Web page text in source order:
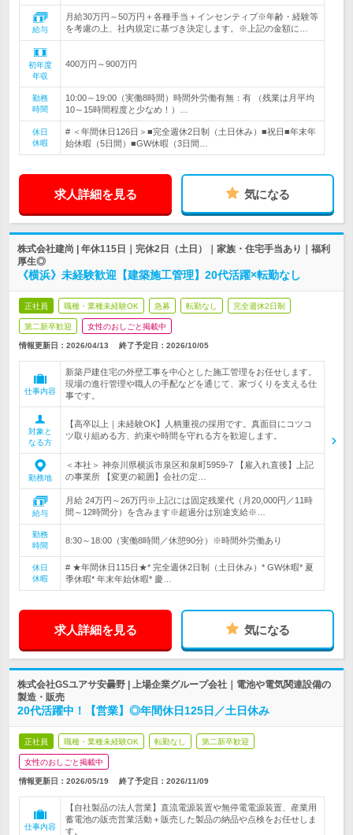
給与
月給30万円～50万円＋各種手当＋インセンティブ※年齢・経験等
を考慮の上、社内規定に基づき決定します。※上記の金額に…
初年度
年収
400万円～900万円
勤務
時間
10:00～19:00（実働8時間）時間外労働有無：有 （残業は月平均
10～15時間程度と少なめ！）…
休日
休暇
# ＜年間休日126日＞■完全週休2日制（土日休み）■祝日■年末年
始休暇（5日間）■GW休暇（3日間…
求人詳細を見る 気になる
株式会社建尚 | 年休115日｜完休2日（土日）｜家族・住宅手当あり｜福利
厚生◎
《横浜》未経験歓迎【建築施工管理】20代活躍×転勤なし
正社員 職種・業種未経験OK 急募 転勤なし 完全週休2日制
第二新卒歓迎 女性のおしごと掲載中
情報更新日：2026/04/13 終了予定日： 2026/10/05
仕事内容
新築戸建住宅の外壁工事を中心とした施工管理をお任せします。
現場の進行管理や職人の手配などを通じて、家づくりを支える仕
事です。
対象と
なる方
【高卒以上｜未経験OK】人柄重視の採用です。真面目にコツコ
ツ取り組める方、約束や時間を守れる方を歓迎します。
勤務地
＜本社＞ 神奈川県横浜市泉区和泉町5959-7 【雇入れ直後】上記
の事業所 【変更の範囲】会社の定…
給与
月給 24万円～26万円※上記には固定残業代（月20,000円／11時
間～12時間分）を含みます※超過分は別途支給※…
勤務
時間
8:30～18:00（実働8時間／休憩90分）※時間外労働あり
休日
休暇
# ★年間休日115日★* 完全週休2日制（土日休み）* GW休暇* 夏
季休暇* 年末年始休暇* 慶…
求人詳細を見る 気になる
株式会社GSユアサ安曇野 | 上場企業グループ会社｜電池や電気関連設備の
製造・販売
20代活躍中！【営業】◎年間休日125日／土日休み
正社員 職種・業種未経験OK 転勤なし 第二新卒歓迎
女性のおしごと掲載中
情報更新日：2026/05/19 終了予定日： 2026/11/09
仕事内容
【自社製品の法人営業】直流電源装置や無停電電源装置、産業用
蓄電池の販売営業活動＋販売した製品の納品や点検をお任せしま
す。